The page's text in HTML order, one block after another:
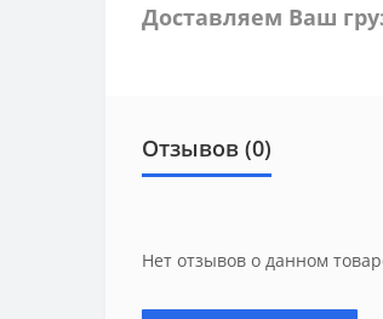
Доставляем Ваш
Отзывов (0)
Нет отзывов о данном